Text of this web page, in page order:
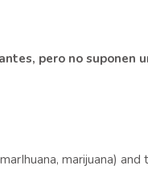
pero no suponen
marijuana) and